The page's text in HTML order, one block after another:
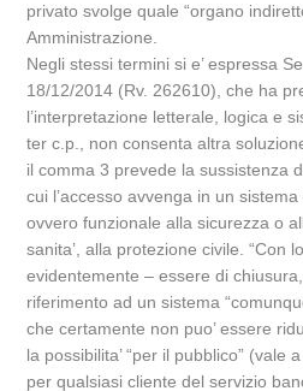
privato svolge quale “organo
Amministrazione.
Negli stessi termini si e’ espressa
18/12/2014 (Rv. 262610), che ha
l’interpretazione letterale, logica e
ter c.p., non consenta altra
il comma 3 prevede la sussistenza
cui l’accesso avvenga in un
ovvero funzionale alla sicurezza o
sanita’, alla protezione civile. “Con
evidentemente – essere di
riferimento ad un sistema
che certamente non puo’ essere
la possibilita’ “per il pubblico” (vale
per qualsiasi cliente del servizio